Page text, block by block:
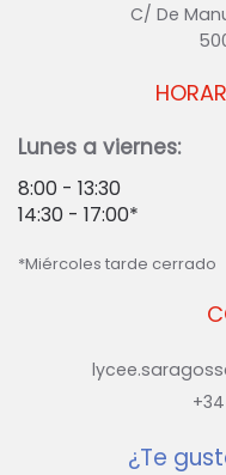
C/ De
Lunes a viernes:
8:00 - 13:30
14:30 - 17:00*
*Miércoles tarde cerrado
¿Te